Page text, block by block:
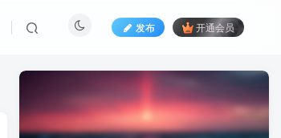
发布 开通会员